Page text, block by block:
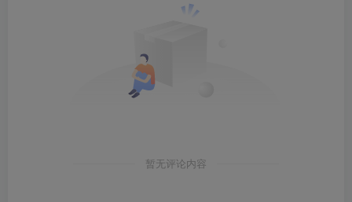
暂无评论内容